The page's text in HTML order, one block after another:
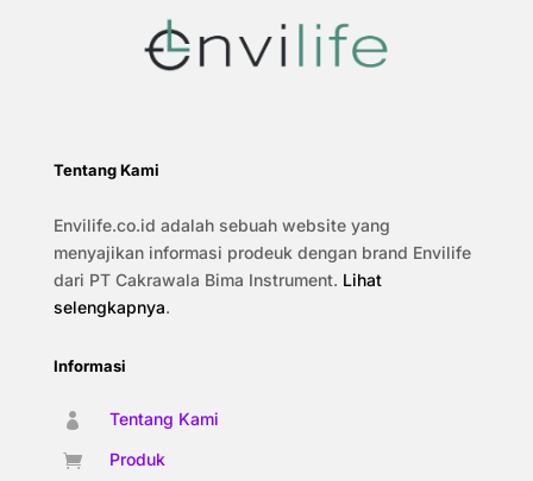
Tentang Kami
Envilife.co.id adalah sebuah website yang
menyajikan informasi prodeuk dengan brand Envilife
dari PT Cakrawala Bima Instrument. Lihat
selengkapnya.
Informasi
 Tentang Kami
 Produk